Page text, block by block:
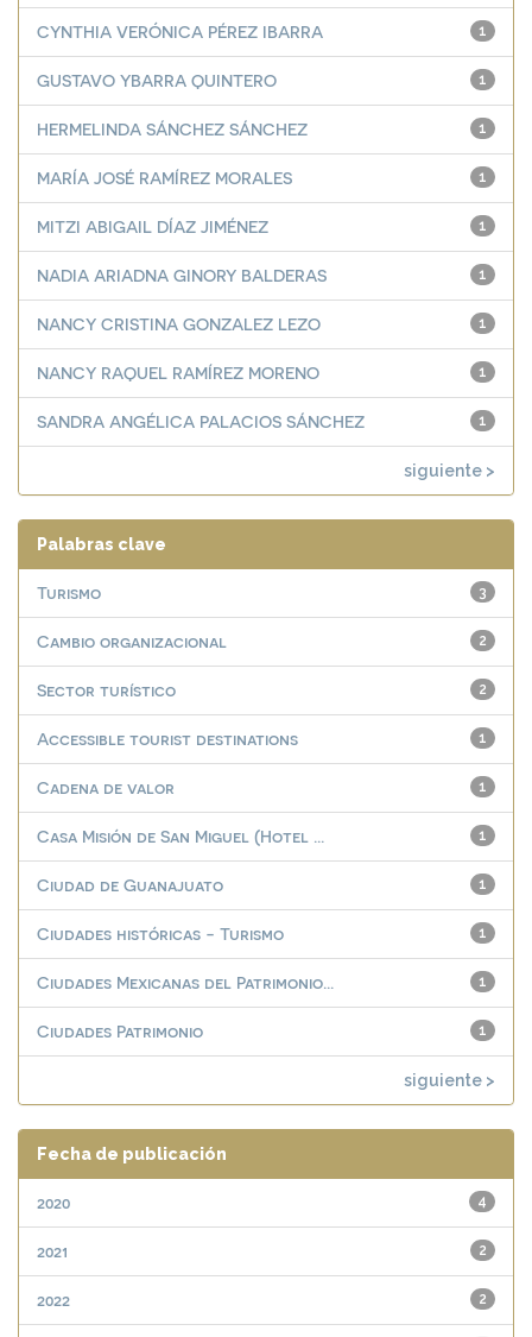
1
CYNTHIA VERÓNICA PÉREZ IBARRA
1
GUSTAVO YBARRA QUINTERO
1
HERMELINDA SÁNCHEZ SÁNCHEZ
1
MARÍA JOSÉ RAMÍREZ MORALES
1
MITZI ABIGAIL DÍAZ JIMÉNEZ
1
NADIA ARIADNA GINORY BALDERAS
1
NANCY CRISTINA GONZALEZ LEZO
1
NANCY RAQUEL RAMÍREZ MORENO
1
SANDRA ANGÉLICA PALACIOS SÁNCHEZ
siguiente >
Palabras clave
3
Turismo
2
Cambio organizacional
2
Sector turístico
1
Accessible tourist destinations
1
Cadena de valor
1
Casa Misión de San Miguel (Hotel ...
1
Ciudad de Guanajuato
1
Ciudades históricas - Turismo
1
Ciudades Mexicanas del Patrimonio...
1
Ciudades Patrimonio
siguiente >
Fecha de publicación
4
2020
2
2021
2
2022